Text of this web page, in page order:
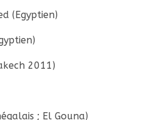
(Egyptien)
2011)
; El Gouna)